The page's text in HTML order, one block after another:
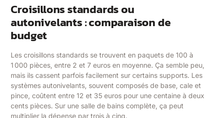
Croisillons standards ou
autonivelants : comparaison de
budget
Les croisillons standards se trouvent en paquets de 100 à
1 000 pièces, entre 2 et 7 euros en moyenne. Ça semble peu,
mais ils cassent parfois facilement sur certains supports. Les
systèmes autonivelants, souvent composés de base, cale et
pince, coûtent entre 12 et 35 euros pour une centaine à deux
cents pièces. Sur une salle de bains complète, ça peut
multiplier la dépense par trois à cinq.